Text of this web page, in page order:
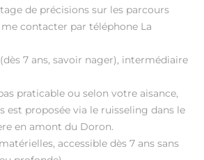
de précisions sur les parcours
contacter par téléphone La
7 ans, savoir nager), intermédiaire
praticable ou selon votre aisance,
est proposée via le ruisseling dans le
en amont du Doron.
accessible dès 7 ans sans